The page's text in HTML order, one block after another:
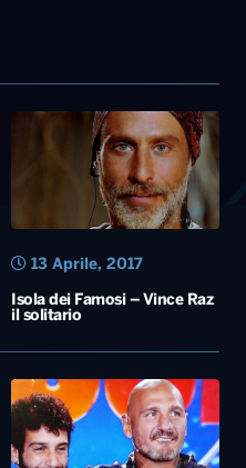
Isola dei Famosi – Vince Raz
il solitario
13 Aprile, 2017